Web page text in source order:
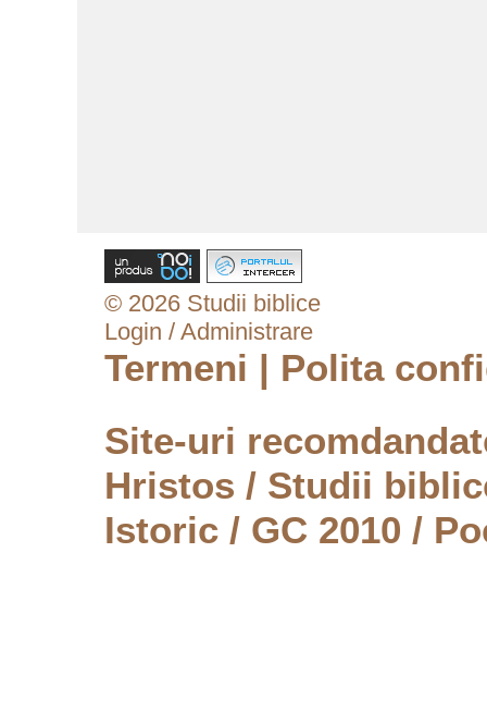
© 2026 Studii biblice
Login / Administrare
Termeni | Polita
Site-uri
Hristos / Studii
Istoric/ GC 2010 /